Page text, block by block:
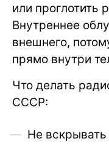
или проглотить
Внутреннее
внешнего,
прямо внутри
Что делать
СССР:
Не вскрывать